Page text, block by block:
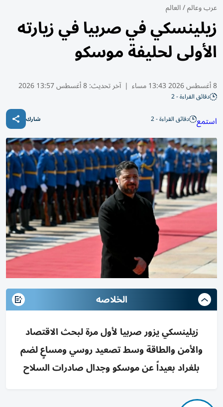
عرب وعالم/العالم
زيلينسكي في صربيا في زيارته
الأولى لحليفة موسكو
8 أغسطس 2026 13:43 مساء | آخر تحديث:8 أغسطس 13:57 2026
دقائق القراءة - 2
استمع دقائق القراءة - 2 شارك
الخلاصه
زيلينسكي يزور صربيا لأول مرة لبحث الاقتصاد
والأمن والطاقة وسط تصعيد روسي ومساعٍ لضم
بلغراد بعيداً عن موسكو وجدال صادرات السلاح